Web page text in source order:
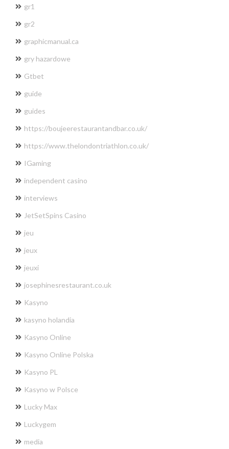
gr1
gr2
graphicmanual.ca
gry hazardowe
Gtbet
guide
guides
https://boujeerestaurantandbar.co.uk/
https://www.thelondontriathlon.co.uk/
IGaming
independent casino
interviews
JetSetSpins Casino
jeu
jeux
jeuxi
josephinesrestaurant.co.uk
Kasyno
kasyno holandia
Kasyno Online
Kasyno Online Polska
Kasyno PL
Kasyno w Polsce
Lucky Max
Luckygem
media